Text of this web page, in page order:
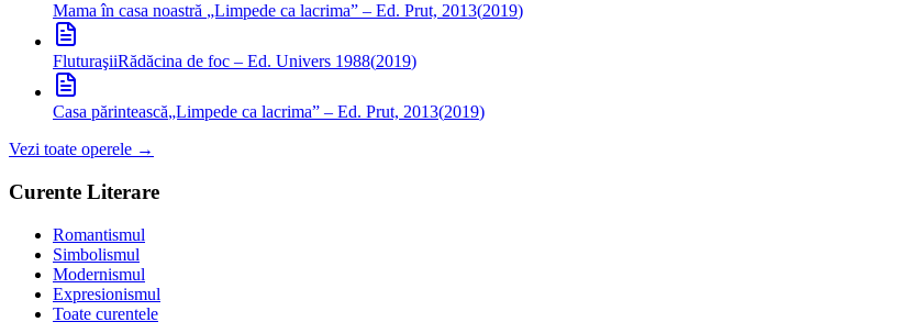
Mama în casa noastră „Limpede ca lacrima” – Ed. Prut, 2013(2019)
FluturaşiiRădăcina de foc – Ed. Univers 1988(2019)
Casa părintească„Limpede ca lacrima” – Ed. Prut, 2013(2019)
Vezi toate operele →
Curente Literare
Romantismul
Simbolismul
Modernismul
Expresionismul
Toate curentele